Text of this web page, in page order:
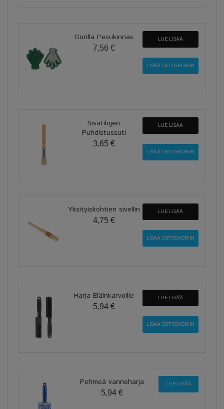
Gorilla Pesukinnas
7,56 €
LUE LISÄÄ
Sisätilojen
Puhdistussuti
3,65 €
LUE LISÄÄ
Yksityiskohtien sivellin
4,75 €
LUE LISÄÄ
Harja Eläinkarvoille
5,94 €
LUE LISÄÄ
Pehmeä vanneharja
5,94 €
LUE LISÄÄ